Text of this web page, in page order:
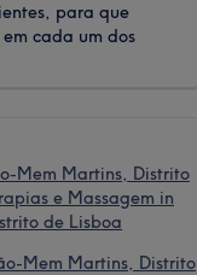
para que
cada um dos
Mem Martins, Distrito
e Massagem in
de Lisboa
Mem Martins, Distrito